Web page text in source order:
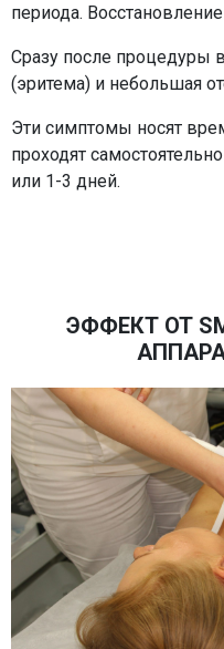
периода.
Сразу после процедуры
(эритема) и небольшая
Эти симптомы носят
проходят
или 1-3 дней.
ЭФФЕКТ ОТ